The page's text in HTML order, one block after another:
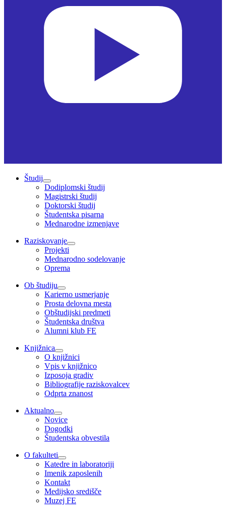
Študij
Dodiplomski študij
Magistrski študij
Doktorski študij
Študentska pisarna
Mednarodne izmenjave
Raziskovanje
Projekti
Mednarodno sodelovanje
Oprema
Ob študiju
Karierno usmerjanje
Prosta delovna mesta
Obštudijski predmeti
Študentska društva
Alumni klub FE
Knjižnica
O knjižnici
Vpis v knjižnico
Izposoja gradiv
Bibliografije raziskovalcev
Odprta znanost
Aktualno
Novice
Dogodki
Študentska obvestila
O fakulteti
Katedre in laboratoriji
Imenik zaposlenih
Kontakt
Medijsko središče
Muzej FE